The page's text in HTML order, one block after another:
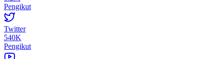
Pengikut
Twitter
540K
Pengikut